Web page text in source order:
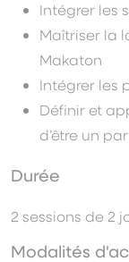
Intégrer les
Maîtriser la
Makaton
Intégrer les
Définir et
d’être un
Durée
2 sessions de 2
Modalités